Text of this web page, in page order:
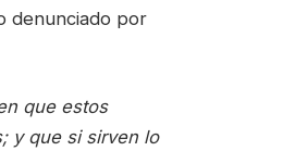
denunciado por
que estos
y que si sirven lo